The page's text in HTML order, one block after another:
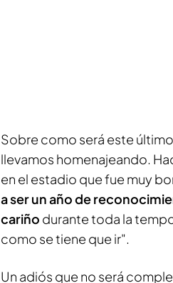
Sobre como será este
llevamos homenajeando.
en el estadio que fue muy
a ser un año de
cariño durante toda la
como se tiene que ir".
Un adiós que no será